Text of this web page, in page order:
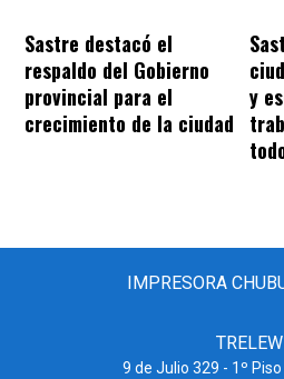
Sastre destacó el
respaldo del Gobierno
provincial para el
crecimiento de la ciudad
y
IMPRESORA
TRELEW
9 de Julio 329 - 1º Piso